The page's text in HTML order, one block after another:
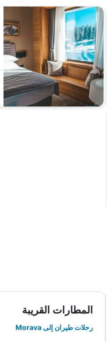
المطارات القريبة
رحلات طيران إلى Morava